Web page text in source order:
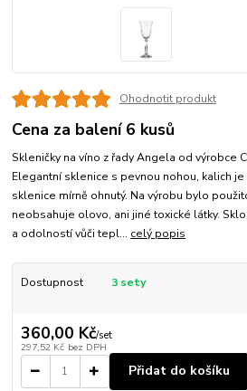
Ohodnotit produkt
Cena za balení 6 kusů
Skleničky na víno z řady Angela od výrobce
Elegantní sklenice s pevnou nohou, kalich je
sklenice mírně ohnutý. Na výrobu bylo
neobsahuje olovo, ani jiné toxické látky.
a odolností vůči tepl... celý popis
Dostupnost 3 sety
360,00 Kč/set
297,52 Kč bez DPH
Přidat do košíku